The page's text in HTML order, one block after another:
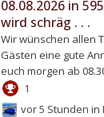
08.08.2026 in
wird schräg . . .
Wir wünschen allen
Gästen eine gute
euch morgen ab
1
vor 5 Stunden in